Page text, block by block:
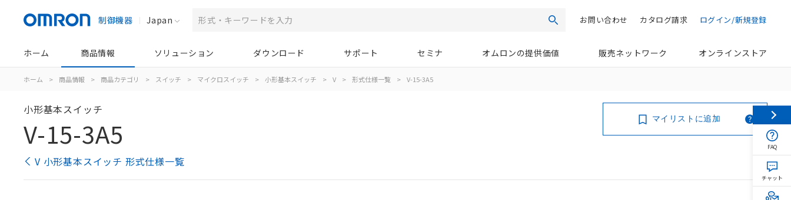
制御機器 Japan 検索 ログイン/新規登録
カタログ請求
お問い合わせ
ホーム 商品情報 ソリューション ダウンロード サポート セミナ オムロンの提供価値 販売ネットワーク オンラインストア
ホーム > 商品情報 > 商品カテゴリ > スイッチ > マイクロスイッチ > 小形基本スイッチ > V > 形式仕様一覧 > V-15-3A5
小形基本スイッチ
V-15-3A5
V 小形基本スイッチ 形式仕様一覧
マイリストに追加
FAQ
チャット